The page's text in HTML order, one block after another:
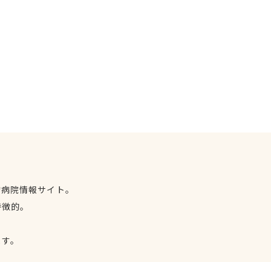
院情報サイト。
的。
。